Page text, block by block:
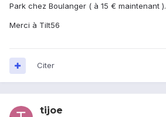
Park chez Boulanger ( à 15 € maintenant ).
Merci à Tilt56
Citer
tijoe